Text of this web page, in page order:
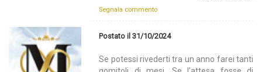
Segnala commento
Postato il 31/10/2024
Se potessi rivederti tra un anno farei tanti